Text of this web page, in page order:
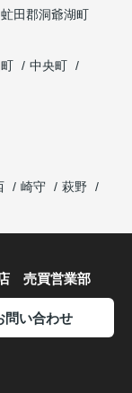
虻田郡洞爺湖町
中央町
崎守
萩野
売買営業部
問い合わせ